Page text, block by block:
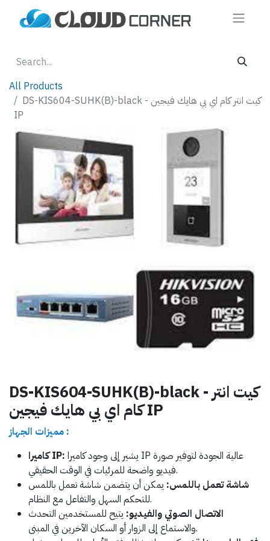
All Products
DS-KIS604-SUHK(B)-black - كيت انتر كام اي بي هايك فيجين
IP
DS-KIS604-SUHK(B)-black - كيت انتر
كام اي بي هايك فيجين IP
مميزات الجهاز :
كاميرا IP: يشير إلى وجود كاميرا IP عالية الجودة لتوفير صورة
فيديو واضحة للمرئيات في الوقت الحقيقي.
شاشة تعمل باللمس: يمكن أن يتضمن شاشة تعمل باللمس
للتحكم السهل والتفاعل مع النظام.
الاتصال الصوتي والفيديو: يتيح للمستخدمين التحدث
والاستماع إلى الزوار أو السكان الآخرين في المبنى.